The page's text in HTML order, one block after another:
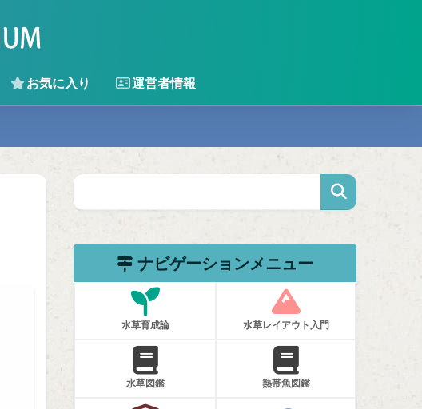
お気に入り 運営者情報
ナビゲーションメニュー
水草育成論 水草レイアウト入門
水草図鑑 熱帯魚図鑑